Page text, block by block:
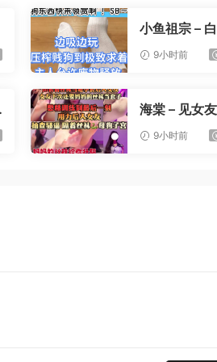
小鱼祖宗 –
9小时前
海棠 – 见女
9小时前